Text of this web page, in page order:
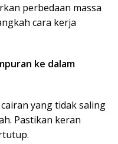
perbedaan massa
cara kerja
ke dalam
yang tidak saling
Pastikan keran